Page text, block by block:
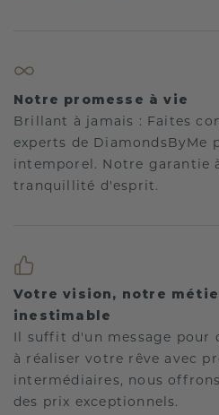
Notre promesse à vie
Brillant à jamais : Faites
experts de DiamondsByMe
intemporel. Notre garantie
tranquillité d'esprit.
Votre vision, notre
inestimable
Il suffit d'un message pour
à réaliser votre rêve avec
intermédiaires, nous
des prix exceptionnels.